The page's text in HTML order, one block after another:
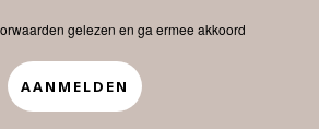
Contact
APP
gelezen en ga ermee akkoord